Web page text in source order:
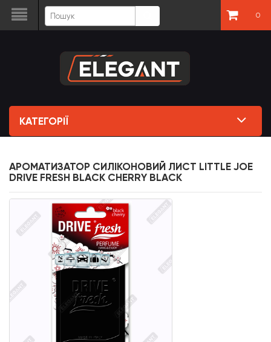
0
КАТЕГОРІЇ
АРОМАТИЗАТОР СИЛІКОНОВИЙ ЛИСТ LITTLE JOE
DRIVE FRESH BLACK CHERRY BLACK